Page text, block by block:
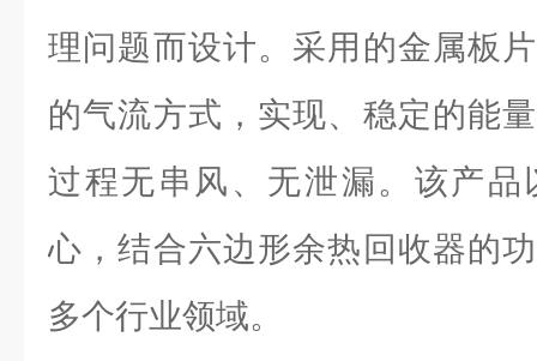
理问题而设计。采用的金属板
的气流方式，实现、稳定的能
过程无串风、无泄漏。该产品
心，结合六边形余热回收器的
多个行业领域。